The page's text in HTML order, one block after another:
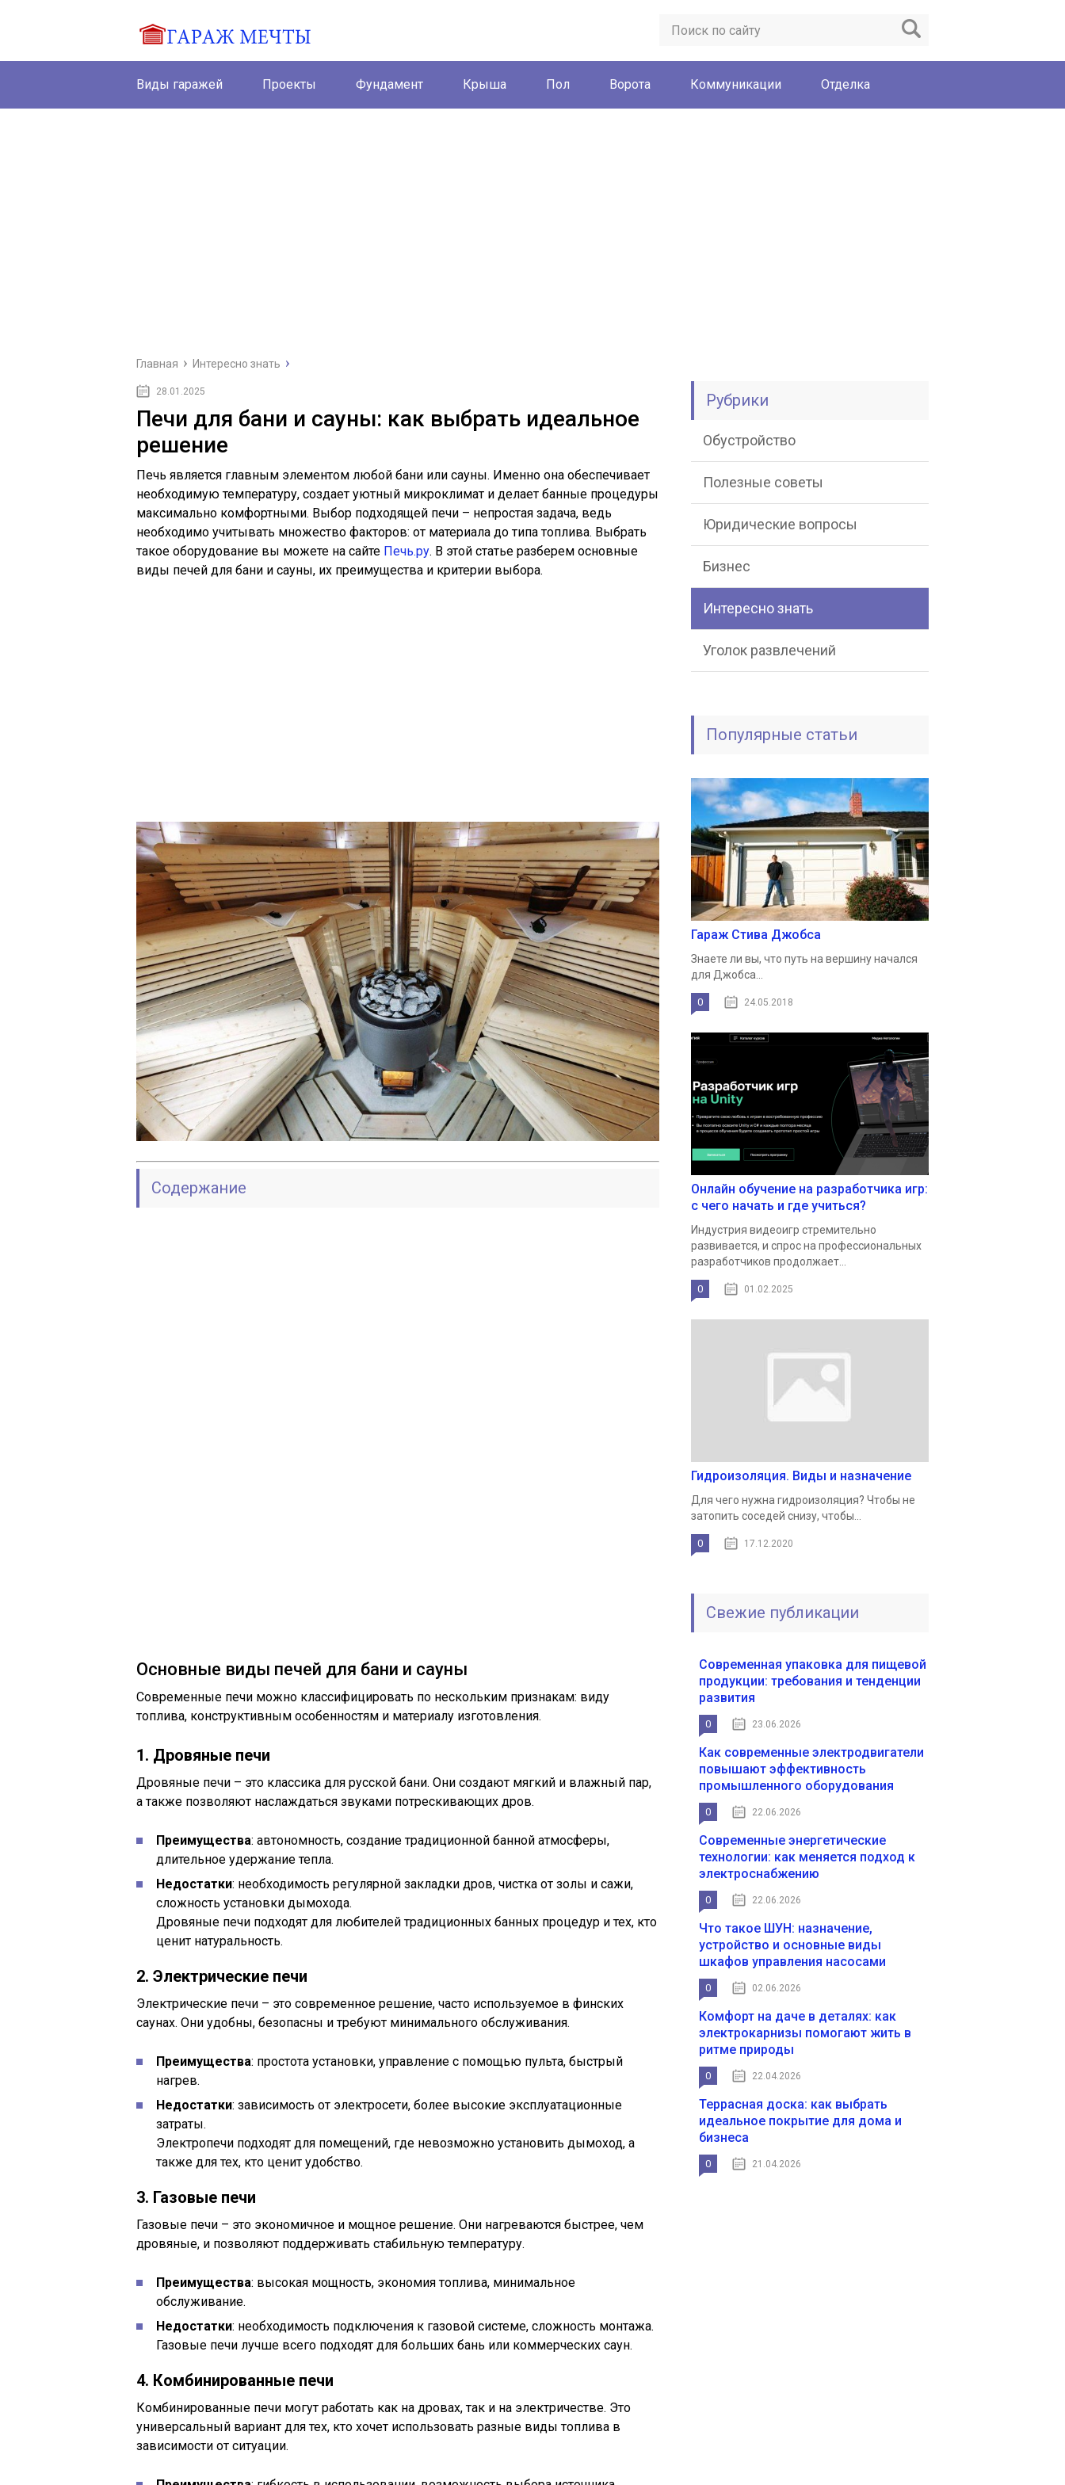
Виды гаражей Проекты Фундамент Крыша Пол Ворота Коммуникации Отделка
Главная Интересно знать
28.01.2025
Печи для бани и сауны: как выбрать идеальное
решение
Печь является главным элементом любой бани или сауны. Именно она обеспечивает
необходимую температуру, создает уютный микроклимат и делает банные процедуры
максимально комфортными. Выбор подходящей печи – непростая задача, ведь
необходимо учитывать множество факторов: от материала до типа топлива. Выбрать
такое оборудование вы можете на сайте Печь.ру. В этой статье разберем основные
виды печей для бани и сауны, их преимущества и критерии выбора.
Содержание
Основные виды печей для бани и сауны
Современные печи можно классифицировать по нескольким признакам: виду
топлива, конструктивным особенностям и материалу изготовления.
1. Дровяные печи
Дровяные печи – это классика для русской бани. Они создают мягкий и влажный пар,
а также позволяют наслаждаться звуками потрескивающих дров.
Преимущества: автономность, создание традиционной банной атмосферы,
длительное удержание тепла.
Недостатки: необходимость регулярной закладки дров, чистка от золы и сажи,
сложность установки дымохода.
Дровяные печи подходят для любителей традиционных банных процедур и тех, кто
ценит натуральность.
2. Электрические печи
Электрические печи – это современное решение, часто используемое в финских
саунах. Они удобны, безопасны и требуют минимального обслуживания.
Преимущества: простота установки, управление с помощью пульта, быстрый
нагрев.
Недостатки: зависимость от электросети, более высокие эксплуатационные
затраты.
Электропечи подходят для помещений, где невозможно установить дымоход, а
также для тех, кто ценит удобство.
3. Газовые печи
Газовые печи – это экономичное и мощное решение. Они нагреваются быстрее, чем
дровяные, и позволяют поддерживать стабильную температуру.
Преимущества: высокая мощность, экономия топлива, минимальное
обслуживание.
Недостатки: необходимость подключения к газовой системе, сложность монтажа.
Газовые печи лучше всего подходят для больших бань или коммерческих саун.
4. Комбинированные печи
Комбинированные печи могут работать как на дровах, так и на электричестве. Это
универсальный вариант для тех, кто хочет использовать разные виды топлива в
зависимости от ситуации.
Рубрики
Обустройство
Полезные советы
Юридические вопросы
Бизнес
Интересно знать
Уголок развлечений
Популярные статьи
Гараж Стива Джобса
Знаете ли вы, что путь на вершину начался
для Джобса...
0 24.05.2018
Онлайн обучение на разработчика игр:
с чего начать и где учиться?
Индустрия видеоигр стремительно
развивается, и спрос на профессиональных
разработчиков продолжает...
0 01.02.2025
Гидроизоляция. Виды и назначение
Для чего нужна гидроизоляция? Чтобы не
затопить соседей снизу, чтобы...
0 17.12.2020
Свежие публикации
Современная упаковка для пищевой
продукции: требования и тенденции
развития
0 23.06.2026
Как современные электродвигатели
повышают эффективность
промышленного оборудования
0 22.06.2026
Современные энергетические
технологии: как меняется подход к
электроснабжению
0 22.06.2026
Что такое ШУН: назначение,
устройство и основные виды
шкафов управления насосами
0 02.06.2026
Комфорт на даче в деталях: как
электрокарнизы помогают жить в
ритме природы
0 22.04.2026
Террасная доска: как выбрать
идеальное покрытие для дома и
бизнеса
0 21.04.2026